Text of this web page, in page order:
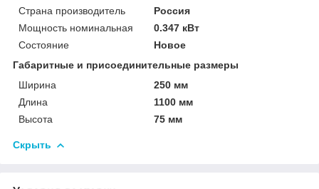
Страна производитель
Россия
Мощность номинальная
0.347 кВт
Состояние
Новое
Габаритные и присоединительные размеры
Ширина
250 мм
Длина
1100 мм
Высота
75 мм
Скрыть